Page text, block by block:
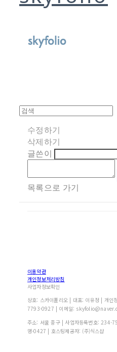
수정하기
삭제하기
글쓴이
목록으로 가기
이용약관
개인정보처리방침
사업자정보확인
상호: 스카이폴리오 | 대표: 이유정 | 개
7793-0927 | 이메일:
주소: 서울 중구 | 사업자등록번호: 234-
명-0427 | 호스팅제공자: (주)식스샵